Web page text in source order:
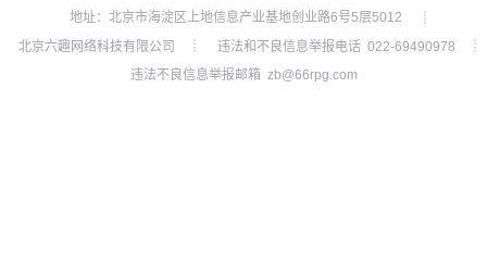
地址：北京市海淀区上地信息产业基地创业路6号5层5012
┊
北京六趣网络科技有限公司
┊ 违法和不良信息举报电话 022-69490978
┊
违法不良信息举报邮箱 zb@66rpg.com